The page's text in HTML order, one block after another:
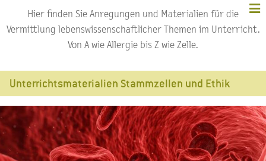
Hier finden Sie Anregungen und Materialien für die
Vermittlung lebenswissenschaftlicher Themen im Unterricht.
Von A wie Allergie bis Z wie Zelle.
Unterrichtsmaterialien Stammzellen und Ethik